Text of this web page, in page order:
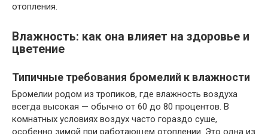
отопления.
Влажность: как она влияет на здоровье и
цветение
Типичные требования бромелий к влажности
Бромелии родом из тропиков, где влажность воздуха
всегда высокая — обычно от 60 до 80 процентов. В
комнатных условиях воздух часто гораздо суше,
особенно зимой при работающем отоплении. Это одна из